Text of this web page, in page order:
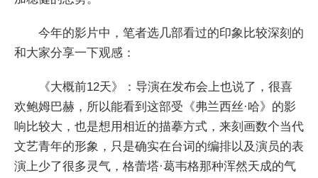
今年的影片中，笔者选几部看过的印象比较深刻的
和大家分享一下观感：
《大概前12天》：导演在发布会上也说了，很喜
欢鲍姆巴赫，所以能看到这部受《弗兰西丝·哈》的影
响比较大，也是想用相近的描摹方式，来刻画数个当代
文艺青年的形象，只是确实在台词的编排以及演员的表
演上少了很多灵气，格蕾塔·葛韦格那种浑然天成的气